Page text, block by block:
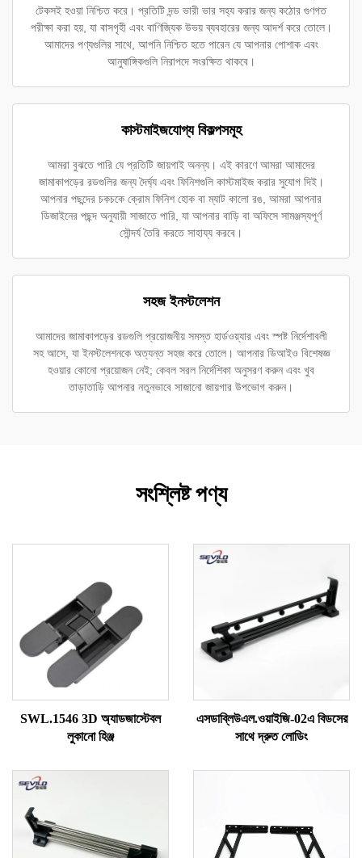
টেকসই হওয়া নিশ্চিত করে। প্রতিটি দন্ড ভারী ভার সহ্য করার জন্য কঠোর গুণগত
পরীক্ষা করা হয়, যা বাসগৃহী এবং বাণিজ্যিক উভয় ব্যবহারের জন্য আদর্শ করে তোলে।
আমাদের পণ্যগুলির সাথে, আপনি নিশ্চিত হতে পারেন যে আপনার পোশাক এবং
আনুষাঙ্গিকগুলি নিরাপদে সংরক্ষিত থাকবে।
কাস্টমাইজযোগ্য বিকল্পসমূহ
আমরা বুঝতে পারি যে প্রতিটি জায়গাই অনন্য। এই কারণে আমরা আমাদের
জামাকাপড়ের রডগুলির জন্য দৈর্ঘ্য এবং ফিনিশগুলি কাস্টমাইজ করার সুযোগ দিই।
আপনার পছন্দের চকচকে ক্রোম ফিনিশ হোক বা ম্যাট কালো রঙ, আমরা আপনার
ডিজাইনের পছন্দ অনুযায়ী সাজাতে পারি, যা আপনার বাড়ি বা অফিসে সামঞ্জস্যপূর্ণ
সৌন্দর্য তৈরি করতে সাহায্য করবে।
সহজ ইনস্টলেশন
আমাদের জামাকাপড়ের রডগুলি প্রয়োজনীয় সমস্ত হার্ডওয়্যার এবং স্পষ্ট নির্দেশাবলী
সহ আসে, যা ইনস্টলেশনকে অত্যন্ত সহজ করে তোলে। আপনার ডিআইও বিশেষজ্ঞ
হওয়ার কোনো প্রয়োজন নেই; কেবল সরল নির্দেশিকা অনুসরণ করুন এবং খুব
তাড়াতাড়ি আপনার নতুনভাবে সাজানো জায়গার উপভোগ করুন।
সংশ্লিষ্ট পণ্য
SWL.1546 3D অ্যাডজাস্টেবল
লুকানো হিঞ্জ
এসডাব্লিউএল.ওয়াইজি-02এ বিডসের
সাথে দ্রুত লোডিং